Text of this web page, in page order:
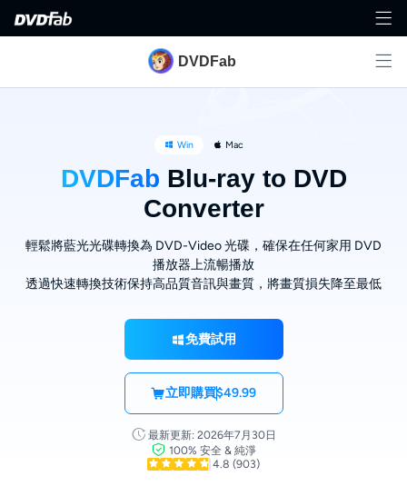
DVDFab
Win Mac
DVDFab Blu-ray to DVD
Converter
輕鬆將藍光光碟轉換為 DVD-Video 光碟，確保在任何家用 DVD
播放器上流暢播放
透過快速轉換技術保持高品質音訊與畫質，將畫質損失降至最低
免費試用
立即購買$49.99
最新更新: 2026年7月30日
100% 安全 & 純淨
4.8 (903)